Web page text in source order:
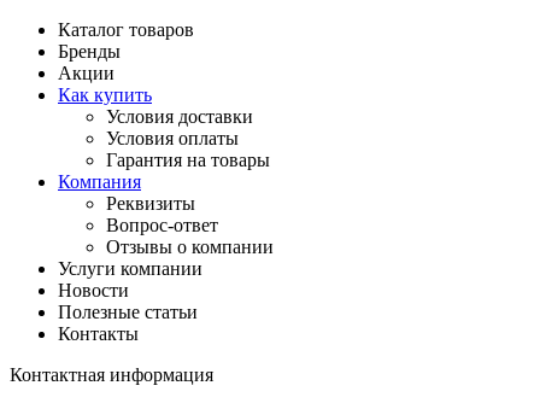
Каталог товаров
Бренды
Акции
Как купить
Условия доставки
Условия оплаты
Гарантия на товары
Компания
Реквизиты
Вопрос-ответ
Отзывы о компании
Услуги компании
Новости
Полезные статьи
Контакты
Контактная информация